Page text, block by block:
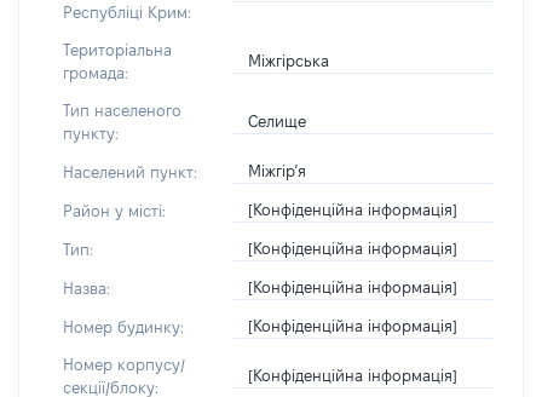
Республіці Крим:
Територіальна
громада:
Міжгірська
Тип населеного
пункту:
Селище
Населений пункт: Міжгір’я
Район у місті: [Конфіденційна інформація]
Тип: [Конфіденційна інформація]
Назва: [Конфіденційна інформація]
Номер будинку: [Конфіденційна інформація]
Номер корпусу/
секції/блоку:
[Конфіденційна інформація]